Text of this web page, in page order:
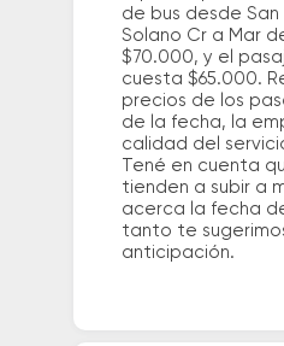
de bus desde San
Solano Cr a Mar
$70.000, y el
cuesta $65.000.
precios de los
de la fecha, la
calidad del
Tené en cuenta
tienden a subir a
acerca la fecha
tanto te
anticipación.